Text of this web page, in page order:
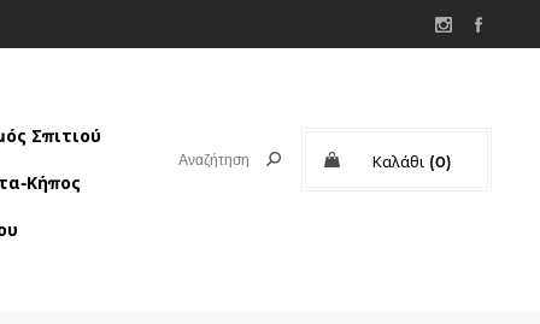
Καλάθι (0)
Σπιτιού
Κήπος